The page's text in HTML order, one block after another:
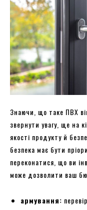
Знаючи, що таке ПВХ
звернути увагу, ще на
якості продукту й
безпека має бути
переконатися, що ви
може дозволити ваш
армування: